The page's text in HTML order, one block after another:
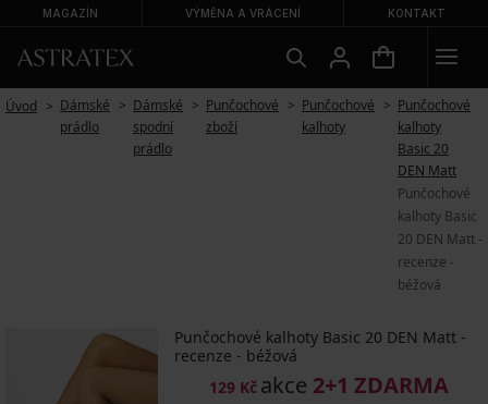
MAGAZÍN VÝMĚNA A VRÁCENÍ KONTAKT
Úvod
Dámské
prádlo
Dámské
spodní
prádlo
Punčochové
zboží
Punčochové
kalhoty
Punčochové
kalhoty
Basic 20
DEN Matt
Punčochové
kalhoty Basic
20 DEN Matt -
recenze -
béžová
Punčochové kalhoty Basic 20 DEN Matt -
recenze - béžová
129 Kč akce 2+1 ZDARMA